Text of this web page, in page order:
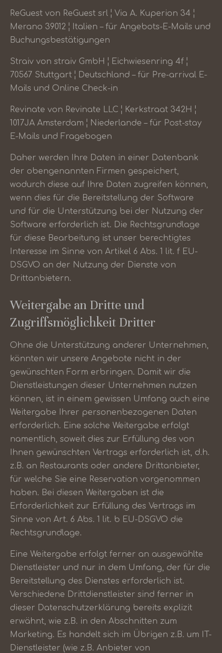
ReGuest von ReGuest srl ¦ Via A. Kuperion 34 ¦
Merano 39012 ¦ Italien – für Angebots-E-Mails und
Buchungsbestätigungen
Straiv von straiv GmbH ¦ Eichwiesenring 4f ¦
70567 Stuttgart ¦ Deutschland – für Pre-arrival E-
Mails und Online Check-in
Revinate von Revinate LLC ¦ Kerkstraat 342H ¦
1017JA Amsterdam ¦ Niederlande – für Post-stay
E-Mails und Fragebogen
Daher werden Ihre Daten in einer Datenbank
der obengenannten Firmen gespeichert,
wodurch diese auf Ihre Daten zugreifen können,
wenn dies für die Bereitstellung der Software
und für die Unterstützung bei der Nutzung der
Software erforderlich ist. Die Rechtsgrundlage
für diese Bearbeitung ist unser berechtigtes
Interesse im Sinne von Artikel 6 Abs. 1 lit. f EU-
DSGVO an der Nutzung der Dienste von
Drittanbietern.
Weitergabe an Dritte und
Zugriffsmöglichkeit Dritter
Ohne die Unterstützung anderer Unternehmen,
könnten wir unsere Angebote nicht in der
gewünschten Form erbringen. Damit wir die
Dienstleistungen dieser Unternehmen nutzen
können, ist in einem gewissen Umfang auch eine
Weitergabe Ihrer personenbezogenen Daten
erforderlich. Eine solche Weitergabe erfolgt
namentlich, soweit dies zur Erfüllung des von
Ihnen gewünschten Vertrags erforderlich ist, d.h.
z.B. an Restaurants oder andere Drittanbieter,
für welche Sie eine Reservation vorgenommen
haben. Bei diesen Weitergaben ist die
Erforderlichkeit zur Erfüllung des Vertrags im
Sinne von Art. 6 Abs. 1 lit. b EU-DSGVO die
Rechtsgrundlage.
Eine Weitergabe erfolgt ferner an ausgewählte
Dienstleister und nur in dem Umfang, der für die
Bereitstellung des Dienstes erforderlich ist.
Verschiedene Drittdienstleister sind ferner in
dieser Datenschutzerklärung bereits explizit
erwähnt, wie z.B. in den Abschnitten zum
Marketing. Es handelt sich im Übrigen z.B. um IT-
Dienstleister (wie z.B. Anbieter von